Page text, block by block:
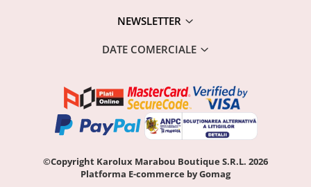
NEWSLETTER
DATE COMERCIALE
©Copyright Karolux Marabou Boutique S.R.L. 2026
Platforma E-commerce by Gomag